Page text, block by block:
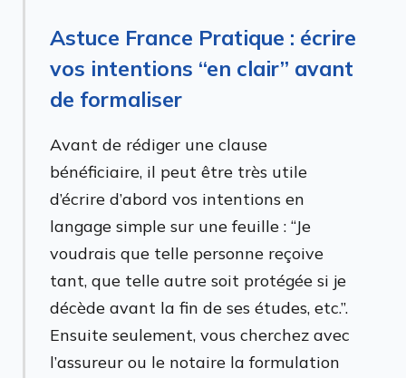
Astuce France Pratique : écrire
vos intentions “en clair” avant
de formaliser
Avant de rédiger une clause
bénéficiaire, il peut être très utile
d’écrire d’abord vos intentions en
langage simple sur une feuille : “Je
voudrais que telle personne reçoive
tant, que telle autre soit protégée si je
décède avant la fin de ses études, etc.”.
Ensuite seulement, vous cherchez avec
l’assureur ou le notaire la formulation